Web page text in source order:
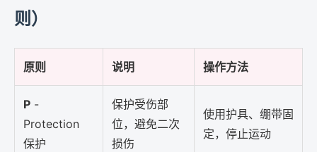
则）
原则 说明 操作方法
P -
Protection
保护
保护受伤部
位，避免二次
损伤
使用护具、绷带固
定，停止运动